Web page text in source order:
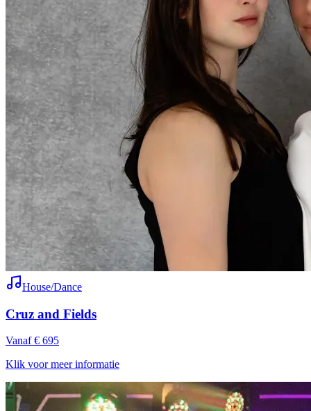
House/Dance
Cruz and Fields
Vanaf € 695
Klik voor meer informatie